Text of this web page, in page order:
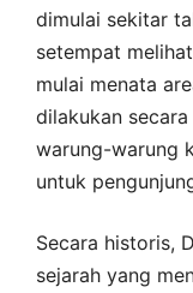
dimulai sekitar
setempat
mulai menata
dilakukan
warung-warung
untuk
Secara historis,
sejarah yang